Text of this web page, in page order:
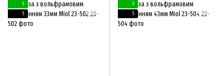
5
5
5
5